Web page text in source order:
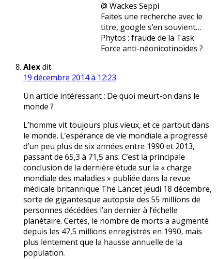
@ Wackes Seppi
Faites une recherche avec le
titre, google s’en souvient…
Phytos : fraude de la Task
Force anti-néonicotinoïdes ?
Alexdit :
19 décembre 2014 à 12:23
Un article intéressant : De quoi meurt-on dans le
monde ?
L’homme vit toujours plus vieux, et ce partout dans
le monde. L’espérance de vie mondiale a progressé
d’un peu plus de six années entre 1990 et 2013,
passant de 65,3 à 71,5 ans. C’est la principale
conclusion de la dernière étude sur la « charge
mondiale des maladies » publiée dans la revue
médicale britannique The Lancet jeudi 18 décembre,
sorte de gigantesque autopsie des 55 millions de
personnes décédées l’an dernier à l’échelle
planétaire. Certes, le nombre de morts a augmenté
depuis les 47,5 millions enregistrés en 1990, mais
plus lentement que la hausse annuelle de la
population.